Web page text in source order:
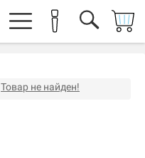
Товар не найден!